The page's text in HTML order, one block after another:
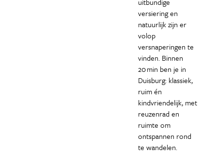
versiering en
natuurlijk zijn er
volop
versnaperingen te
vinden. Binnen
20 min ben je in
Duisburg: klassiek,
ruim én
kindvriendelijk, met
reuzenrad en
ruimte om
ontspannen rond
te wandelen.